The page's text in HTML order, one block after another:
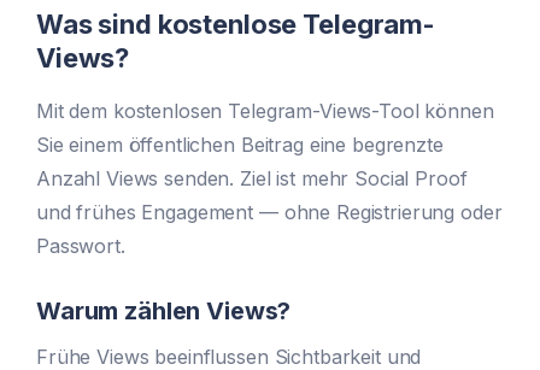
Was sind kostenlose Telegram-
Views?
Mit dem kostenlosen Telegram-Views-Tool können
Sie einem öffentlichen Beitrag eine begrenzte
Anzahl Views senden. Ziel ist mehr Social Proof
und frühes Engagement — ohne Registrierung oder
Passwort.
Warum zählen Views?
Frühe Views beeinflussen Sichtbarkeit und